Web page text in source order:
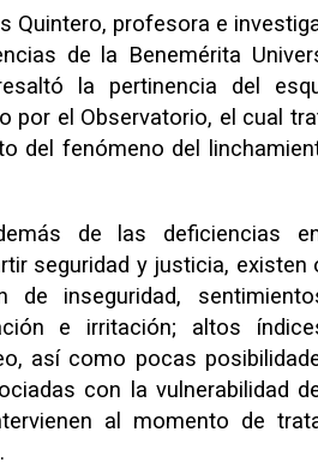
Quintero, profesora e
de la Benemérita
la pertinencia del
por el Observatorio, el cual
del fenómeno del
de las deficiencias
seguridad y justicia, existen
de inseguridad,
e irritación; altos
así como pocas
con la vulnerabilidad
al momento de